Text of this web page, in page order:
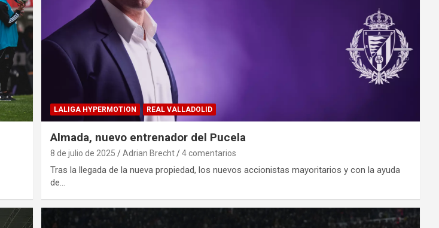
LALIGA HYPERMOTION REAL VALLADOLID
Almada, nuevo entrenador del Pucela
8 de julio de 2025 Adrian Brecht 4 comentarios
Tras la llegada de la nueva propiedad, los nuevos accionistas mayoritarios y con la ayuda
de…